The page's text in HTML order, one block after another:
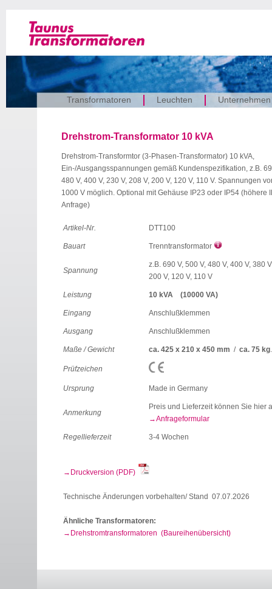
Transformatoren Leuchten Unternehmen
Drehstrom-Transformator 10 kVA
Drehstrom-Transformtor (3-Phasen-Transformator) 10 kVA,
Ein-/Ausgangsspannungen gemäß Kundenspezifikation, z.B.
480 V, 400 V, 230 V, 208 V, 200 V, 120 V, 110 V. Spannungen
1000 V möglich. Optional mit Gehäuse IP23 oder IP54 (höhere
Anfrage)
Artikel-Nr. DTT100
Bauart Trenntransformator
Spannung
z.B. 690 V, 500 V, 480 V, 400 V, 380
200 V, 120 V, 110 V
Leistung 10 kVA (10000 VA)
Eingang Anschlußklemmen
Ausgang Anschlußklemmen
Maße / Gewicht ca. 425 x 210 x 450 mm / ca. 75 kg
Prüfzeichen
Ursprung Made in Germany
Anmerkung
Preis und Lieferzeit können Sie hier
Anfrageformular
Regellieferzeit 3-4 Wochen
Druckversion (PDF)
Technische Änderungen vorbehalten/ Stand 07.07.2026
Ähnliche Transformatoren:
Drehstromtransformatoren (Baureihenübersicht)